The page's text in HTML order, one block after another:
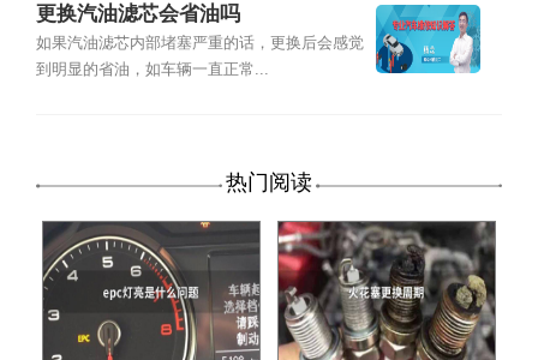
更换汽油滤芯会省油吗
如果汽油滤芯内部堵塞严重的话，更换后会感觉
到明显的省油，如车辆一直正常...
热门阅读